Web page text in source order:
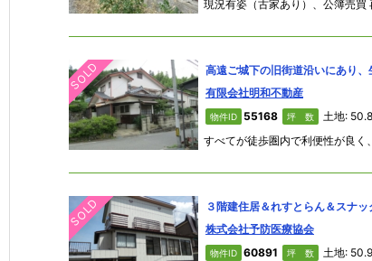
SOLD
高遠ご城下の旧街道沿いにあり
有限会社明和不動産
物件ID 55168 坪 数 土地:
SOLD
３階建住居＆れすとらん＆スナッ
株式会社予防医療協会
物件ID 60891 坪 数 土地: